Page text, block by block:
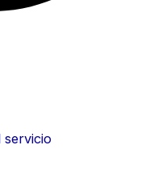
servicio